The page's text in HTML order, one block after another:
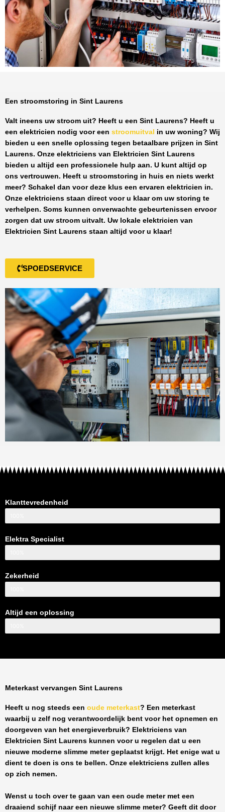
Een stroomstoring in Sint Laurens
Valt ineens uw stroom uit? Heeft u een Sint Laurens? Heeft u
een elektricien nodig voor een stroomuitval in uw woning? Wij
bieden u een snelle oplossing tegen betaalbare prijzen in Sint
Laurens. Onze elektriciens van Elektricien Sint Laurens
bieden u altijd een professionele hulp aan. U kunt altijd op
ons vertrouwen. Heeft u stroomstoring in huis en niets werkt
meer? Schakel dan voor deze klus een ervaren elektricien in.
Onze elektriciens staan direct voor u klaar om uw storing te
verhelpen. Soms kunnen onverwachte gebeurtenissen ervoor
zorgen dat uw stroom uitvalt. Uw lokale elektricien van
Elektricien Sint Laurens staan altijd voor u klaar!
SPOEDSERVICE
Klanttevredenheid
Elektra Specialist
Zekerheid
Altijd een oplossing
Meterkast vervangen Sint Laurens
Heeft u nog steeds een oude meterkast? Een meterkast
waarbij u zelf nog verantwoordelijk bent voor het opnemen en
doorgeven van het energieverbruik? Elektriciens van
Elektricien Sint Laurens kunnen voor u regelen dat u een
nieuwe moderne slimme meter geplaatst krijgt. Het enige wat u
dient te doen is ons te bellen. Onze elektriciens zullen alles
op zich nemen.
Wenst u toch over te gaan van een oude meter met een
draaiend schijf naar een nieuwe slimme meter? Geeft dit door